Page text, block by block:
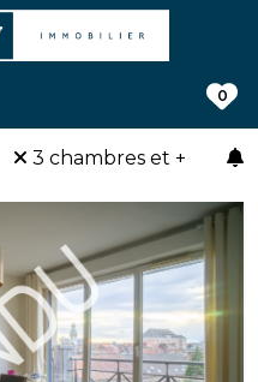
0
3 chambres et +